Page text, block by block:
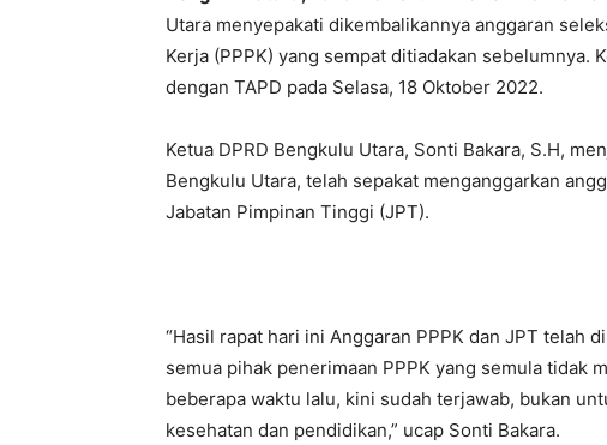
Utara menyepakati dikembalikannya anggaran
Kerja (PPPK) yang sempat ditiadakan sebelumnya.
dengan TAPD pada Selasa, 18 Oktober 2022.
Ketua DPRD Bengkulu Utara, Sonti Bakara, S.H,
Bengkulu Utara, telah sepakat menganggarkan
Jabatan Pimpinan Tinggi (JPT).
“Hasil rapat hari ini Anggaran PPPK dan JPT telah
semua pihak penerimaan PPPK yang semula tidak
beberapa waktu lalu, kini sudah terjawab, bukan
kesehatan dan pendidikan,” ucap Sonti Bakara.